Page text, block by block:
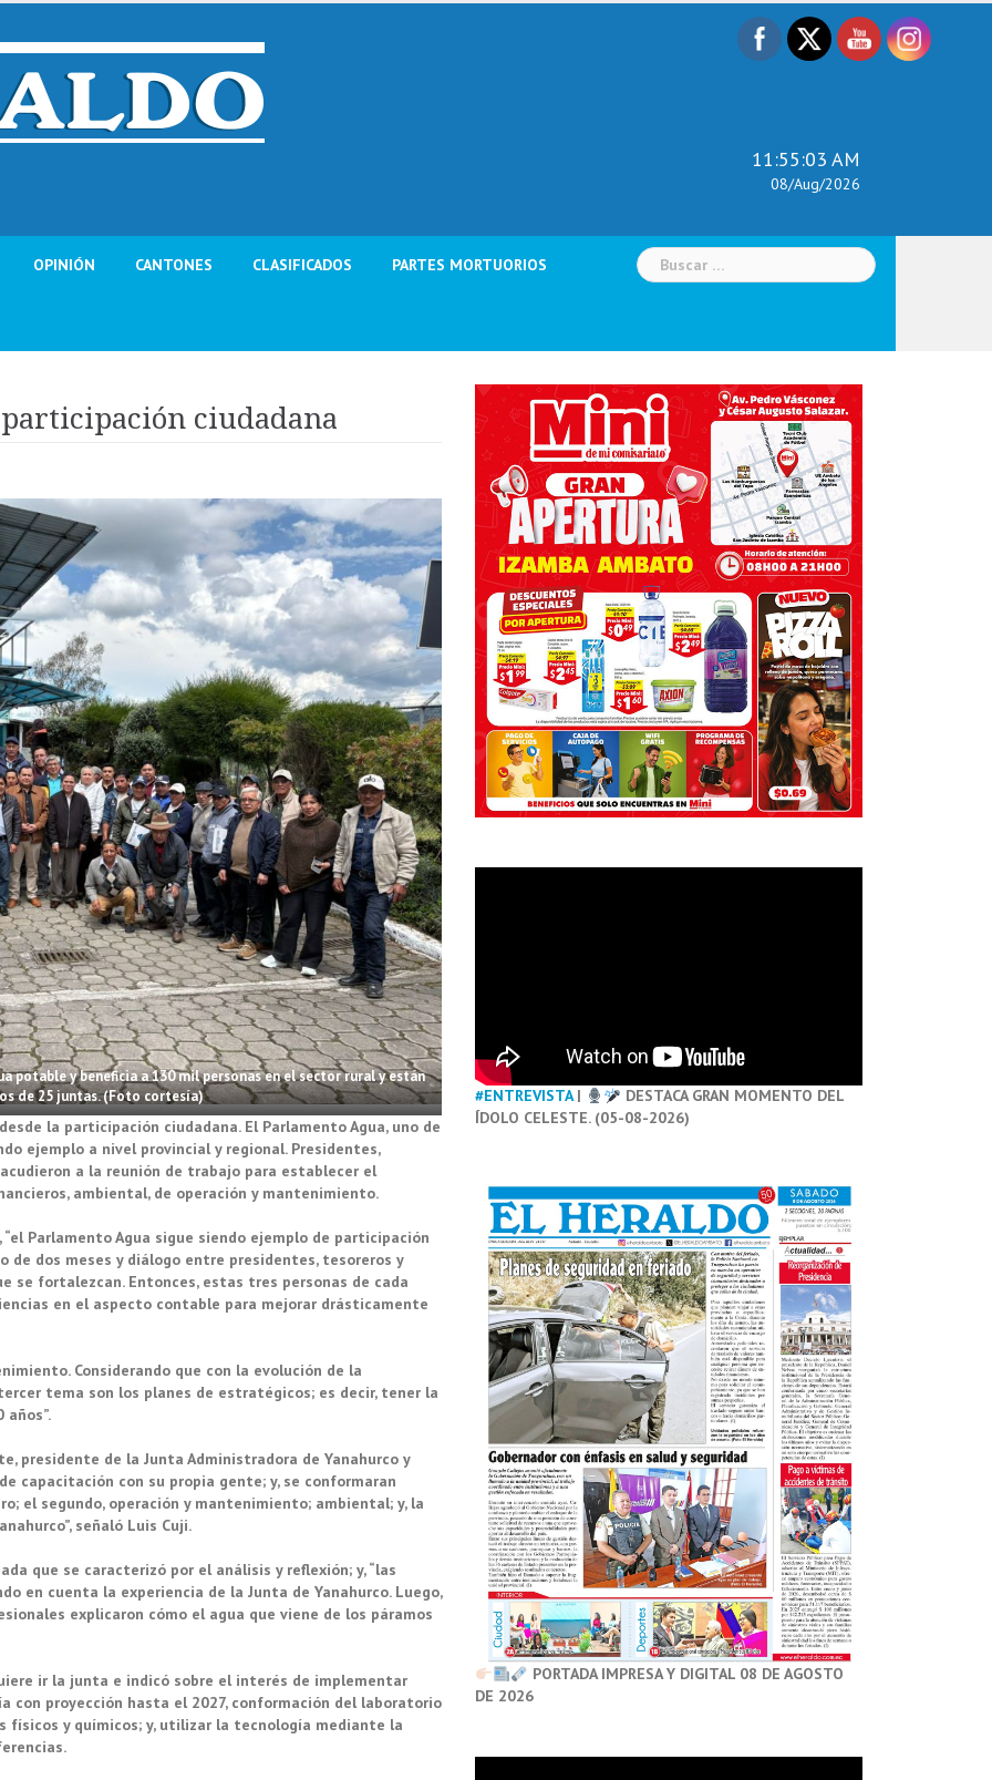
11:55:04 AM
08/Aug/2026
OPINIÓN CANTONES CLASIFICADOS PARTES MORTUORIOS Buscar:
ciudadana
y beneficia a 130 mil personas en el sector rural y están
de 25 juntas. (Foto cortesía)
la participación ciudadana. El Parlamento Agua, uno de
ejemplo a nivel provincial y regional. Presidentes,
a la reunión de trabajo para establecer el
ambiental, de operación y mantenimiento.
Parlamento Agua sigue siendo ejemplo de participación
de dos meses y diálogo entre presidentes, tesoreros y
se fortalezcan. Entonces, estas tres personas de cada
en el aspecto contable para mejorar drásticamente
Considerando que con la evolución de la
tema son los planes de estratégicos; es decir, tener la
presidente de la Junta Administradora de Yanahurco y
capacitación con su propia gente; y, se conformaran
el segundo, operación y mantenimiento; ambiental; y, la
señaló Luis Cuji.
que se caracterizó por el análisis y reflexión; y, “las
en cuenta la experiencia de la Junta de Yanahurco. Luego,
explicaron cómo el agua que viene de los páramos
ir la junta e indicó sobre el interés de implementar
con proyección hasta el 2027, conformación del laboratorio
y químicos; y, utilizar la tecnología mediante la
#ENTREVISTA|
DESTACA GRAN MOMENTO DEL
ÍDOLO CELESTE. (05-08-2026)
PORTADA IMPRESA Y DIGITAL 08 DE AGOSTO
DE 2026